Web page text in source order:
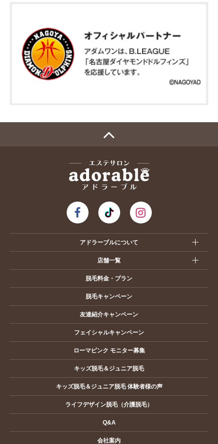
アドラーブルについて
店舗一覧
脱毛料金・プラン
脱毛キャンペーン
友達紹介キャンペーン
フェイシャルキャンペーン
ローマピンク モニター募集
キッズ脱毛＆ジュニア脱毛
キッズ脱毛＆ジュニア脱毛 体験者様の声
ライフデザイン脱毛（介護脱毛）
Q&A
会社案内